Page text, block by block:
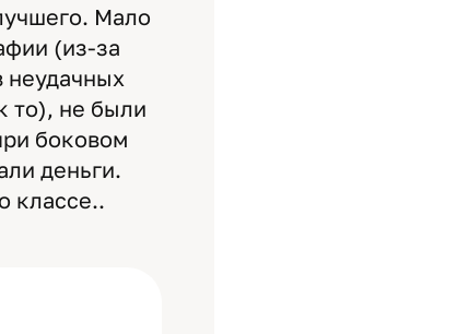
Мало
(из-за
неудачных
то), не были
боковом
деньги.
классе..